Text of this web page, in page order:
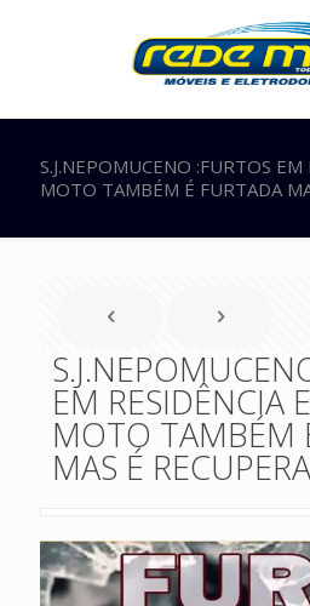
S.J.NEPOMUCENO :FURTOS EM
MOTO TAMBÉM É FURTADA
EM RESIDÊNCIA
MOTO TAMBÉM
MAS É